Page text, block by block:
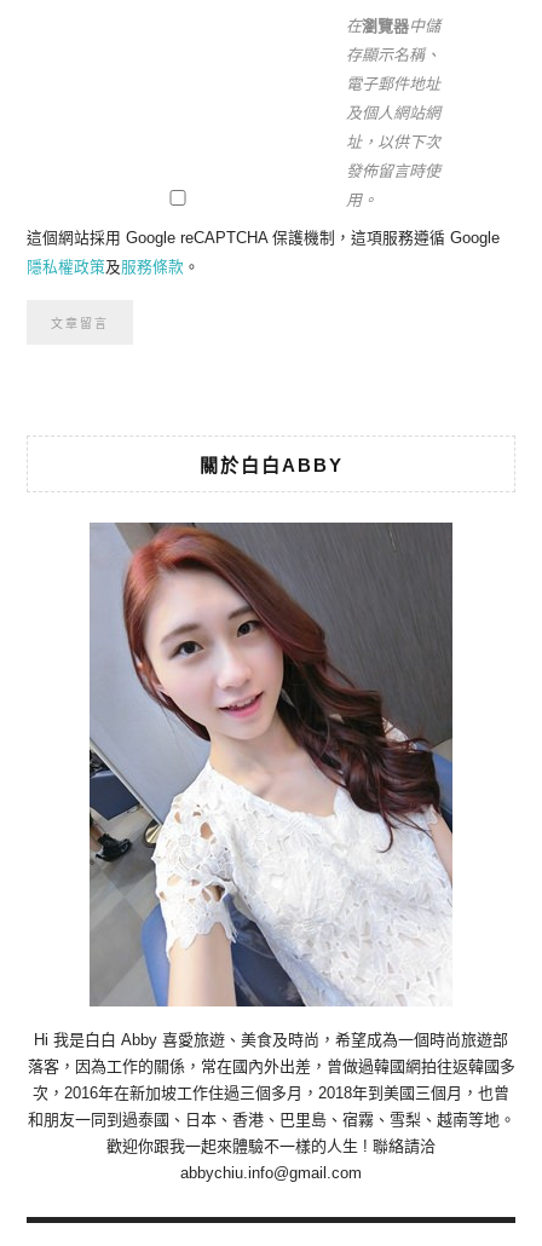
在瀏覽器中儲
存顯示名稱、
電子郵件地址
及個人網站網
址，以供下次
發佈留言時使
用。
這個網站採用 Google reCAPTCHA 保護機制，這項服務遵循 Google
隱私權政策及服務條款 。
關於白白ABBY
Hi 我是白白 Abby 喜愛旅遊、美食及時尚，希望成為一個時尚旅遊部
落客，因為工作的關係，常在國內外出差，曾做過韓國網拍往返韓國多
次，2016年在新加坡工作住過三個多月，2018年到美國三個月，也曾
和朋友一同到過泰國、日本、香港、巴里島、宿霧、雪梨、越南等地。
歡迎你跟我一起來體驗不一樣的人生 ! 聯絡請洽
abbychiu.info@gmail.com